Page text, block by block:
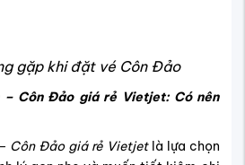
lưu ý rằng vé giá rẻ thường không
và có ít quyền lợi đổi/trả. Nếu
gian, đây là phương án rất kinh tế.
đi Côn Đảo tại đâu uy tín, an